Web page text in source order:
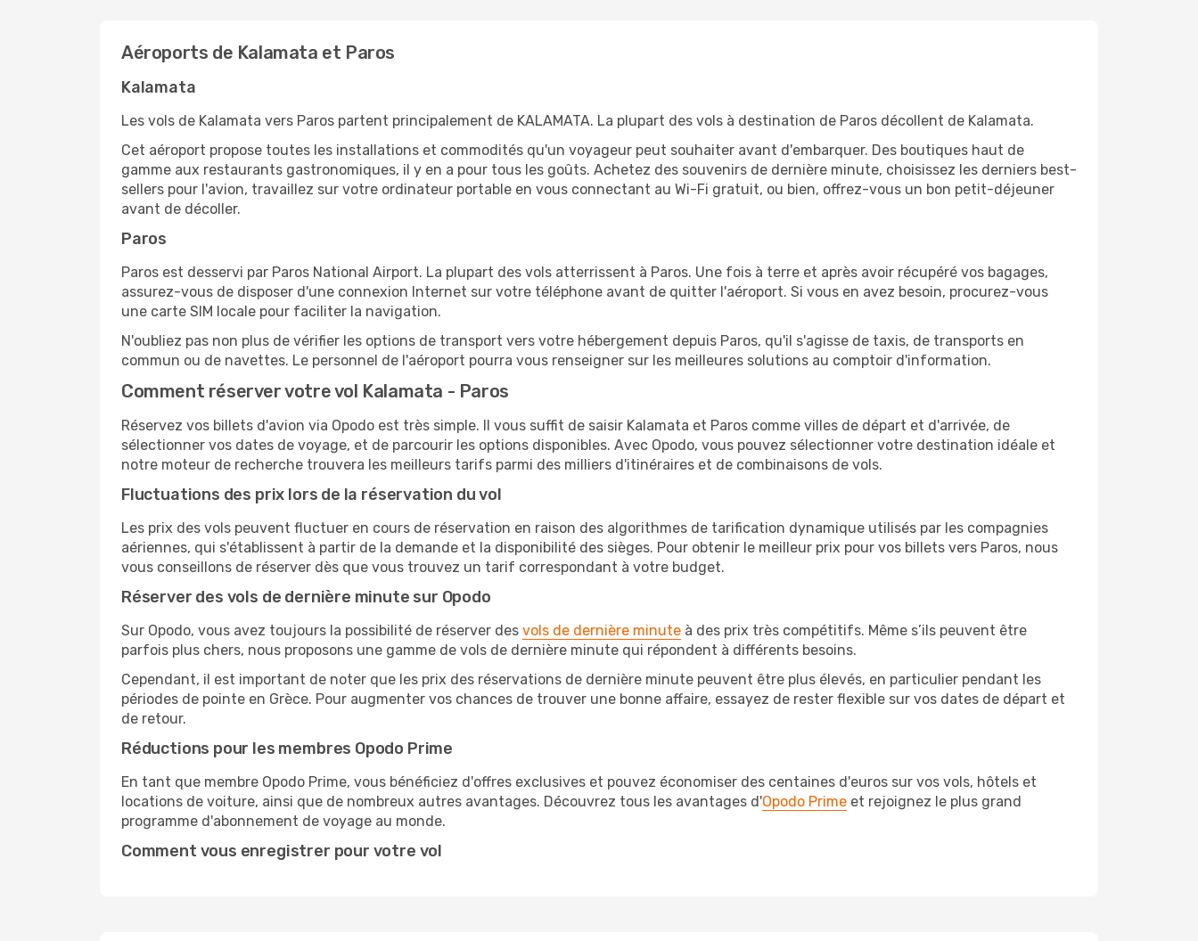
Aéroports de Kalamata et Paros
Kalamata
Les vols de Kalamata vers Paros partent principalement de KALAMATA. La plupart des vols à destination de Paros décollent de Kalamata.
Cet aéroport propose toutes les installations et commodités qu'un voyageur peut souhaiter avant d'embarquer. Des boutiques haut de
gamme aux restaurants gastronomiques, il y en a pour tous les goûts. Achetez des souvenirs de dernière minute, choisissez les derniers best-
sellers pour l'avion, travaillez sur votre ordinateur portable en vous connectant au Wi-Fi gratuit, ou bien, offrez-vous un bon petit-déjeuner
avant de décoller.
Paros
Paros est desservi par Paros National Airport. La plupart des vols atterrissent à Paros. Une fois à terre et après avoir récupéré vos bagages,
assurez-vous de disposer d'une connexion Internet sur votre téléphone avant de quitter l'aéroport. Si vous en avez besoin, procurez-vous
une carte SIM locale pour faciliter la navigation.
N'oubliez pas non plus de vérifier les options de transport vers votre hébergement depuis Paros, qu'il s'agisse de taxis, de transports en
commun ou de navettes. Le personnel de l'aéroport pourra vous renseigner sur les meilleures solutions au comptoir d'information.
Comment réserver votre vol Kalamata - Paros
Réservez vos billets d'avion via Opodo est très simple. Il vous suffit de saisir Kalamata et Paros comme villes de départ et d'arrivée, de
sélectionner vos dates de voyage, et de parcourir les options disponibles. Avec Opodo, vous pouvez sélectionner votre destination idéale et
notre moteur de recherche trouvera les meilleurs tarifs parmi des milliers d'itinéraires et de combinaisons de vols.
Fluctuations des prix lors de la réservation du vol
Les prix des vols peuvent fluctuer en cours de réservation en raison des algorithmes de tarification dynamique utilisés par les compagnies
aériennes, qui s'établissent à partir de la demande et la disponibilité des sièges. Pour obtenir le meilleur prix pour vos billets vers Paros, nous
vous conseillons de réserver dès que vous trouvez un tarif correspondant à votre budget.
Réserver des vols de dernière minute sur Opodo
Sur Opodo, vous avez toujours la possibilité de réserver des vols de dernière minute à des prix très compétitifs. Même s’ils peuvent être
parfois plus chers, nous proposons une gamme de vols de dernière minute qui répondent à différents besoins.
Cependant, il est important de noter que les prix des réservations de dernière minute peuvent être plus élevés, en particulier pendant les
périodes de pointe en Grèce. Pour augmenter vos chances de trouver une bonne affaire, essayez de rester flexible sur vos dates de départ et
de retour.
Réductions pour les membres Opodo Prime
En tant que membre Opodo Prime, vous bénéficiez d'offres exclusives et pouvez économiser des centaines d'euros sur vos vols, hôtels et
locations de voiture, ainsi que de nombreux autres avantages. Découvrez tous les avantages d'Opodo Prime et rejoignez le plus grand
programme d'abonnement de voyage au monde.
Comment vous enregistrer pour votre vol